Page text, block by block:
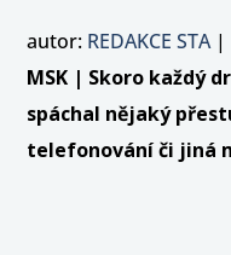
autor: REDAKCE STA|
MSK | Skoro každý
spáchal nějaký
telefonování či jiná